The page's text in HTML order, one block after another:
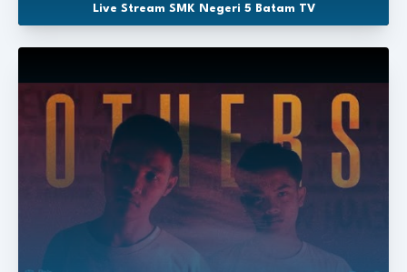
Live Stream SMK Negeri 5 Batam TV